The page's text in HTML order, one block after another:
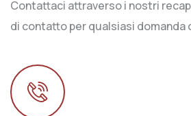
Contattaci attraverso i nostri
di contatto per qualsiasi domanda